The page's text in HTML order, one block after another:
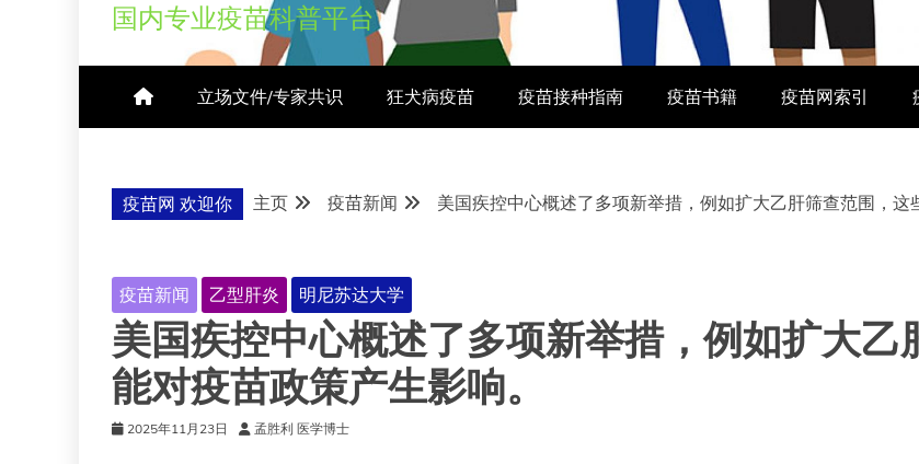
国内专业疫苗科普平台
立场文件/专家共识 狂犬病疫苗 疫苗接种指南 疫苗书籍 疫苗网索引
疫苗网 欢迎你 主页 疫苗新闻 美国疾控中心概述了多项新举措，例如扩大乙肝筛查范围，这
疫苗新闻 乙型肝炎 明尼苏达大学
美国疾控中心概述了多项新举措，例如扩大
能对疫苗政策产生影响。
2025年11月23日 孟胜利 医学博士